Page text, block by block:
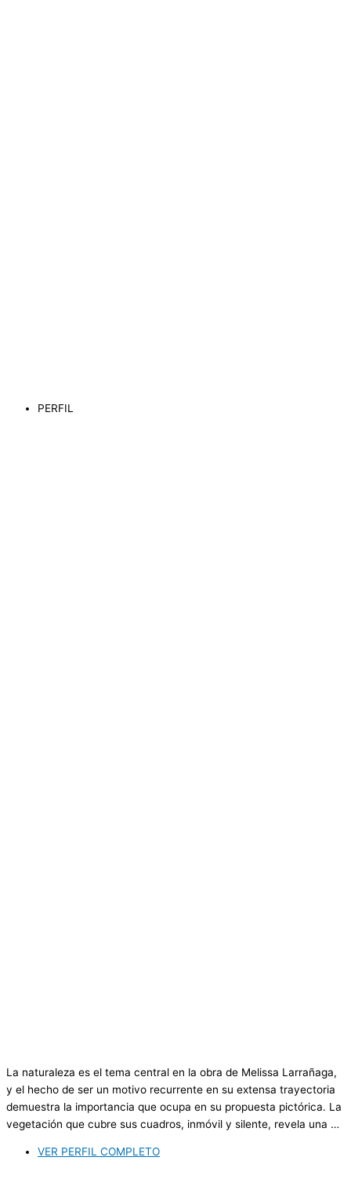
PERFIL
La naturaleza es el tema central en la obra de Melissa Larrañaga,
y el hecho de ser un motivo recurrente en su extensa trayectoria
demuestra la importancia que ocupa en su propuesta pictórica. La
vegetación que cubre sus cuadros, inmóvil y silente, revela una …
VER PERFIL COMPLETO